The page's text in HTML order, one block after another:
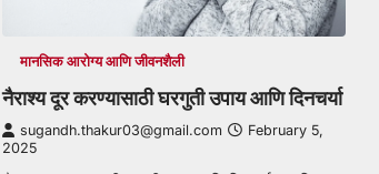
मानसिक आरोग्य आणि जीवनशैली
नैराश्य दूर करण्यासाठी घरगुती उपाय आणि दिनचर्या
sugandh.thakur03@gmail.com
February 5,
2025